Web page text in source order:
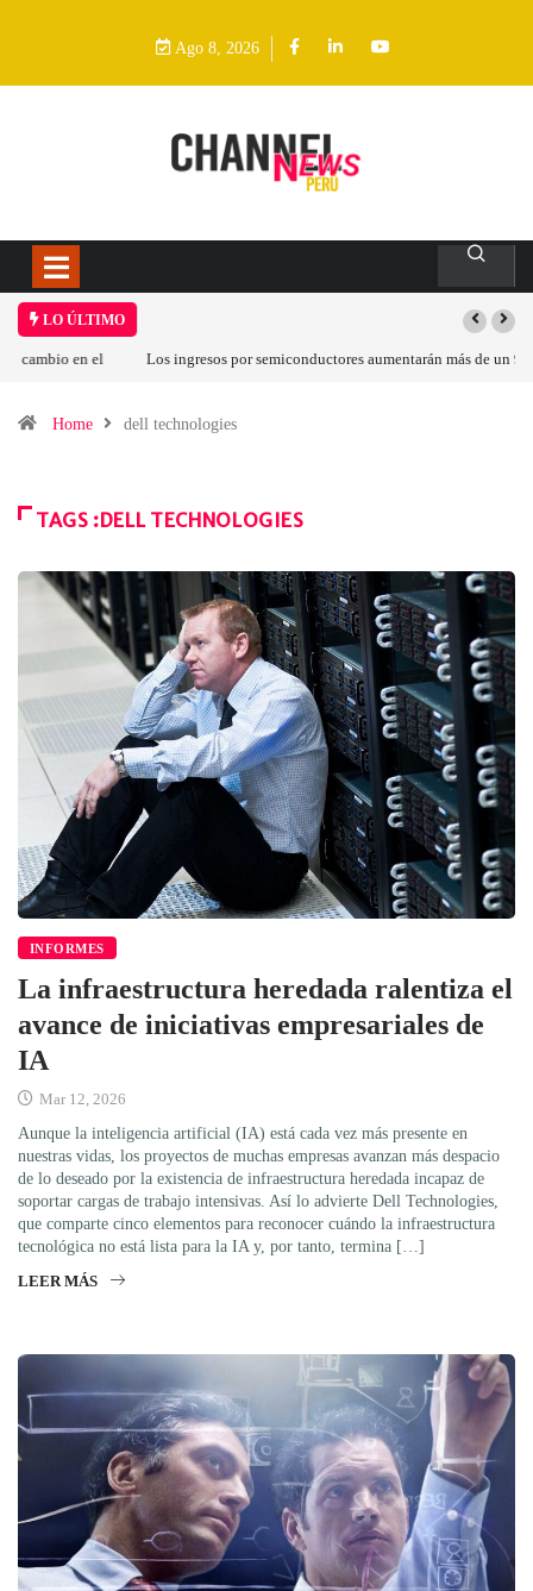
Ago 8, 2026
LO ÚLTIMO
Los ingresos por semiconductores aumentarán más de un 94 % en 2026
Home dell technologies
TAGS :DELL TECHNOLOGIES
INFORMES
La infraestructura heredada ralentiza el
avance de iniciativas empresariales de
IA
Mar 12, 2026
Aunque la inteligencia artificial (IA) está cada vez más presente en
nuestras vidas, los proyectos de muchas empresas avanzan más despacio
de lo deseado por la existencia de infraestructura heredada incapaz de
soportar cargas de trabajo intensivas. Así lo advierte Dell Technologies,
que comparte cinco elementos para reconocer cuándo la infraestructura
tecnológica no está lista para la IA y, por tanto, termina […]
LEER MÁS